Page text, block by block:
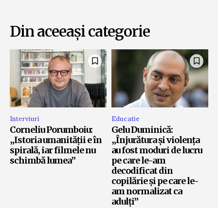
Din aceeași categorie
Interviuri
Corneliu Porumboiu:
„Istoria umanității e în
spirală, iar filmele nu
schimbă lumea”
Educatie
Gelu Duminică:
„Înjurătura și violența
au fost moduri de lucru
pe care le-am
decodificat din
copilărie și pe care le-
am normalizat ca
adulți”